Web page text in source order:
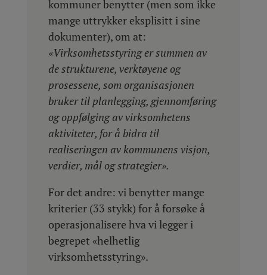
kommuner benytter (men som ikke
mange uttrykker eksplisitt i sine
dokumenter), om at:
«Virksomhetsstyring er summen av
de strukturene, verktøyene og
prosessene, som organisasjonen
bruker til planlegging, gjennomføring
og oppfølging av virksomhetens
aktiviteter, for å bidra til
realiseringen av kommunens visjon,
verdier, mål og strategier».
For det andre: vi benytter mange
kriterier (33 stykk) for å forsøke å
operasjonalisere hva vi legger i
begrepet «helhetlig
virksomhetsstyring».